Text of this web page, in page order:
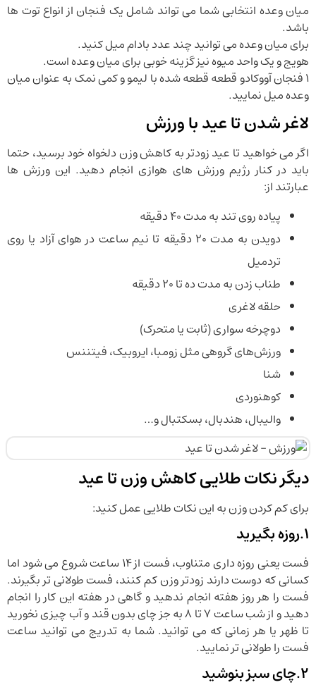
میان وعده انتخابی شما می تواند شامل یک فنجان از انواع توت ها
باشد.
برای میان وعده می توانید چند عدد بادام میل کنید.
هویج و یک واحد میوه نیز گزینه خوبی برای میان وعده است.
1 فنجان آووکادو قطعه قطعه شده با لیمو و کمی نمک به عنوان میان
وعده میل نمایید.
لاغر شدن تا عید با ورزش
اگر می خواهید تا عید زودتر به کاهش وزن دلخواه خود برسید، حتما
باید در کنار رژیم ورزش های هوازی انجام دهید. این ورزش ها
عبارتند از:
پیاده روی تند به مدت 40 دقیقه
دویدن به مدت 20 دقیقه تا نیم ساعت در هوای آزاد یا روی
تردمیل
طناب زدن به مدت ده تا 20 دقیقه
حلقه لاغری
دوچرخه سواری (ثابت یا متحرک)
ورزش‌های گروهی مثل زومبا، ایروبیک، فیتننس
شنا
کوهنوردی
والیبال، هندبال، بسکتبال و…
دیگر نکات طلایی کاهش وزن تا عید
برای کم کردن وزن به این نکات طلایی عمل کنید:
1.روزه بگیرید
فست یعنی روزه داری متناوب، فست از 14 ساعت شروع می شود اما
کسانی که دوست دارند زودتر وزن کم کنند، فست طولانی تر بگیرند.
فست را هر روز هفته انجام ندهید و گاهی در هفته این کار را انجام
دهید و از شب ساعت 7 تا 8 به جز چای بدون قند و آب چیزی نخورید
تا ظهر یا هر زمانی که می توانید. شما به تدریج می توانید ساعت
فست را طولانی تر نمایید.
2.چای سبز بنوشید